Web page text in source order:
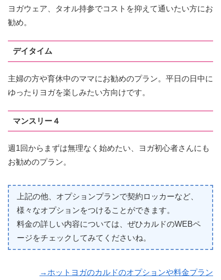
ヨガウェア、タオル持参でコストを抑えて通いたい方にお
勧め。
デイタイム
主婦の方や育休中のママにお勧めのプラン。平日の日中に
ゆったりヨガを楽しみたい方向けです。
マンスリー４
週1回からまずは無理なく始めたい、ヨガ初心者さんにも
お勧めのプラン。
上記の他、オプションプランで契約ロッカーなど、
様々なオプションをつけることができます。
料金の詳しい内容については、ぜひカルドのWEBペ
ージをチェックしてみてくださいね。
→ホットヨガのカルドのオプションや料金プラン